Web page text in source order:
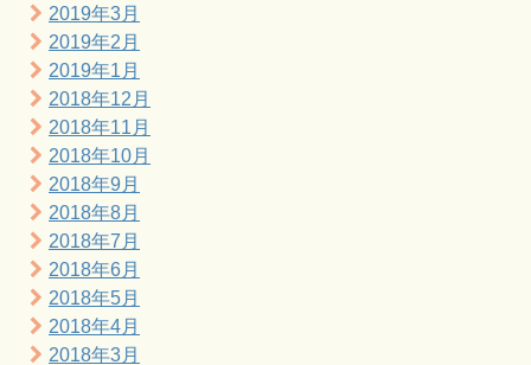
2019年3月
2019年2月
2019年1月
2018年12月
2018年11月
2018年10月
2018年9月
2018年8月
2018年7月
2018年6月
2018年5月
2018年4月
2018年3月